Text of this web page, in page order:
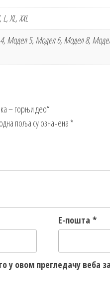
XL, XXL
Модел 5, Модел 6, Модел 8,
– горњи део“
поља су означена *
Е-пошта *
у овом прегледачу веба